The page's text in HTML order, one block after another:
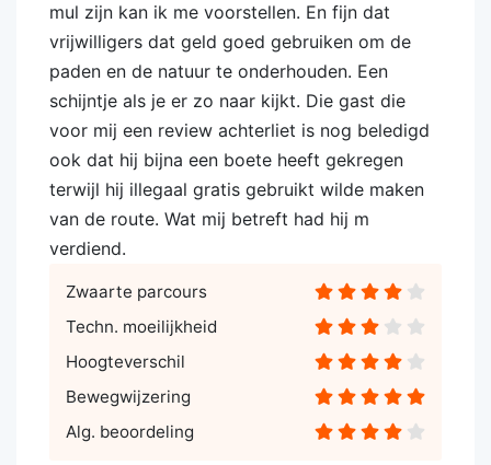
mul zijn kan ik me voorstellen. En fijn dat
vrijwilligers dat geld goed gebruiken om de
paden en de natuur te onderhouden. Een
schijntje als je er zo naar kijkt. Die gast die
voor mij een review achterliet is nog beledigd
ook dat hij bijna een boete heeft gekregen
terwijl hij illegaal gratis gebruikt wilde maken
van de route. Wat mij betreft had hij m
verdiend.
Zwaarte parcours
Techn. moeilijkheid
Hoogteverschil
Bewegwijzering
Alg. beoordeling